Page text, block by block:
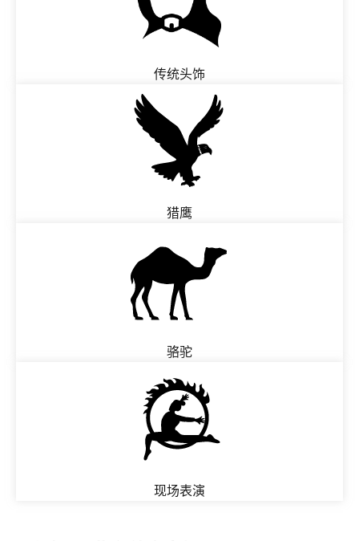
传统头饰
猎鹰
骆驼
现场表演